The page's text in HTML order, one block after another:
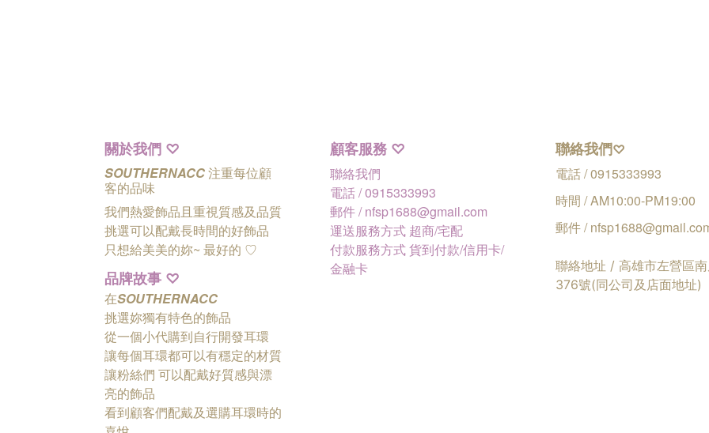
關於我們 ♡
SOUTHERNACC注重每位顧
客的品味
我們熱愛飾品且重視質感及品質
挑選可以配戴長時間的好飾品
只想給美美的妳~ 最好的 ♡
品牌故事 ♡
在SOUTHERNACC
挑選妳獨有特色的飾品
從一個小代購到自行開發耳環
讓每個耳環都可以有穩定的材質
讓粉絲們 可以配戴好質感與漂
亮的飾品
看到顧客們配戴及選購耳環時的
顧客服務 ♡
聯絡我們
電話 / 0915333993
郵件 / nfsp1688@gmail.com
運送服務方式 超商/宅配
付款服務方式 貨到付款/信用卡/
金融卡
聯絡我們♡
電話 / 0915333993
時間 / AM10:00-PM19:00
郵件 /
聯絡地址 / 高雄市左營區
376號(同公司及店面地址)